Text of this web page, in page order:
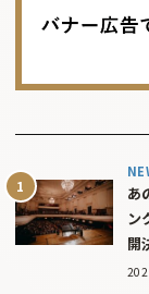
あ
ン
開